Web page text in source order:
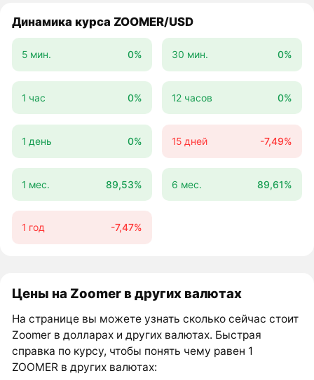
Динамика курса ZOOMER/USD
5 мин. 0% 30 мин. 0%
1 час 0% 12 часов 0%
1 день 0% 15 дней -7,49%
1 мес. 89,53% 6 мес. 89,61%
1 год -7,47%
Цены на Zoomer в других валютах
На странице вы можете узнать сколько сейчас стоит
Zoomer в долларах и других валютах. Быстрая
справка по курсу, чтобы понять чему равен 1
ZOOMER в других валютах: